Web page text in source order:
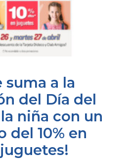
suma a la
del Día del
niña con un
del 10% en